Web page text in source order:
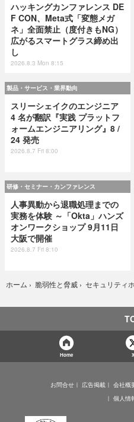
ハッキングカンファレンス DE
F CON、Meta式「変態メガ
ネ」全面禁止（度付きもNG）
広がるスマートグラス締め出
し
2026.8.3 Mon 8:15
製品・サービス・業界動向
スリーシェイクのエンジニア
4 名が翻訳『実践 プラットフ
ォームエンジニアリング』8 /
24 発売
2026.8.7 Fri 8:00
研修・セミナー・カンファレンス
人事異動から退職処理までの
実務を体験 ～「Okta」ハンズ
オンワークショップ 9月11日
大阪で開催
2026.8.7 Fri 8:10
ホーム › 脆弱性と脅威 › セキュリティ
Home X
お問合せ 広告掲載 会社概
個人情